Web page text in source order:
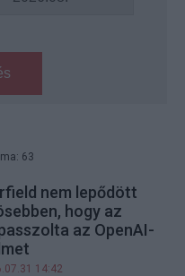
63
nem lepődött
hogy az
az OpenAI-
14:42